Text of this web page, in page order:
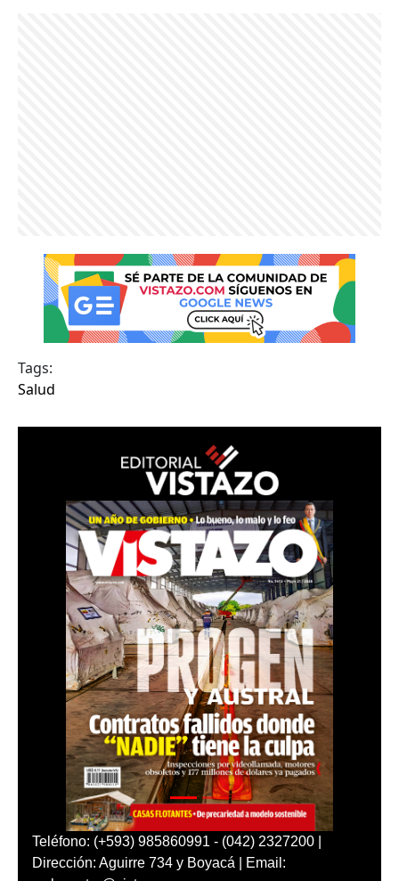
Tags:
Salud
Teléfono: (+593) 985860991 - (042) 2327200 |
Dirección: Aguirre 734 y Boyacá | Email: